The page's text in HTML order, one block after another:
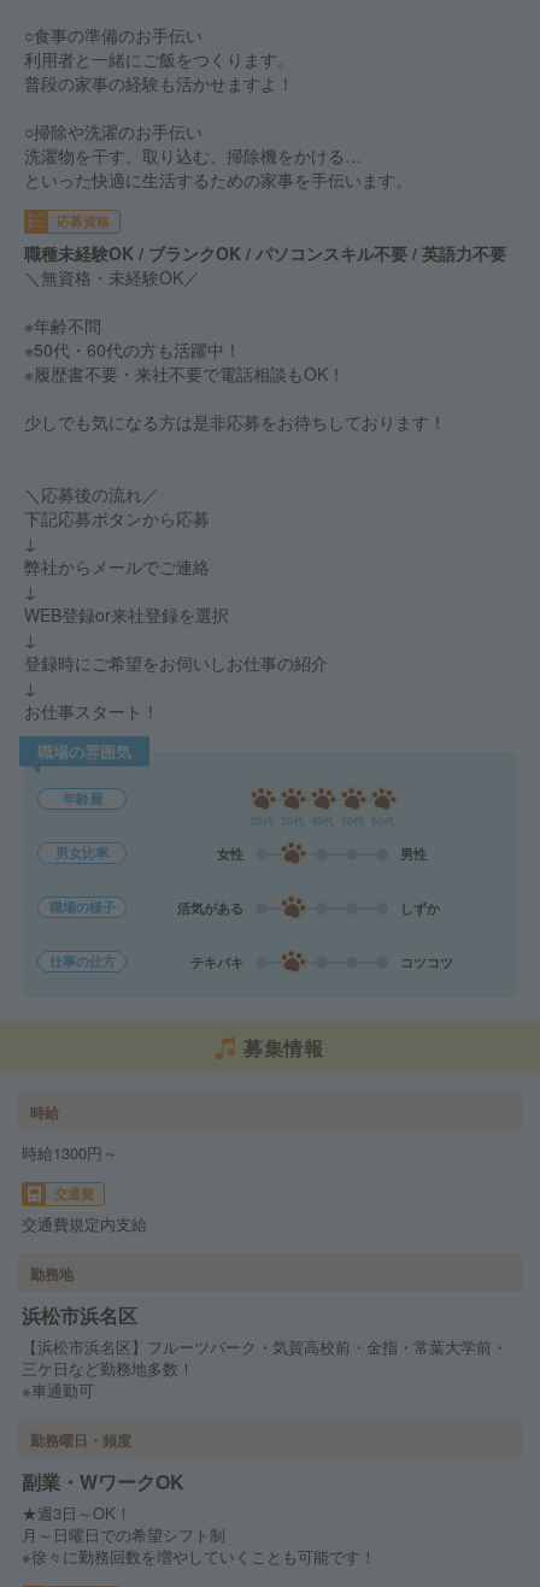
○食事の準備のお手伝い
利用者と一緒にご飯をつくります。
普段の家事の経験も活かせますよ！
○掃除や洗濯のお手伝い
洗濯物を干す、取り込む、掃除機をかける…
といった快適に生活するための家事を手伝います。
応募資格
職種未経験OK / ブランクOK / パソコンスキル不要 / 英語力不要
＼無資格・未経験OK／
※年齢不問
※50代・60代の方も活躍中！
※履歴書不要・来社不要で電話相談もOK！
少しでも気になる方は是非応募をお待ちしております！
＼応募後の流れ／
下記応募ボタンから応募
↓
弊社からメールでご連絡
↓
WEB登録or来社登録を選択
↓
登録時にご希望をお伺いしお仕事の紹介
↓
お仕事スタート！
職場の雰囲気
年齢層
男女比率 女性 男性
職場の様子 活気がある しずか
仕事の仕方 テキパキ コツコツ
募集情報
時給
時給1300円～
交通費
交通費規定内支給
勤務地
浜松市浜名区
【浜松市浜名区】フルーツパーク・気賀高校前・金指・常葉大学前・
三ケ日など勤務地多数！
※車通勤可
勤務曜日・頻度
副業・WワークOK
★週3日～OK！
月～日曜日での希望シフト制
※徐々に勤務回数を増やしていくことも可能です！